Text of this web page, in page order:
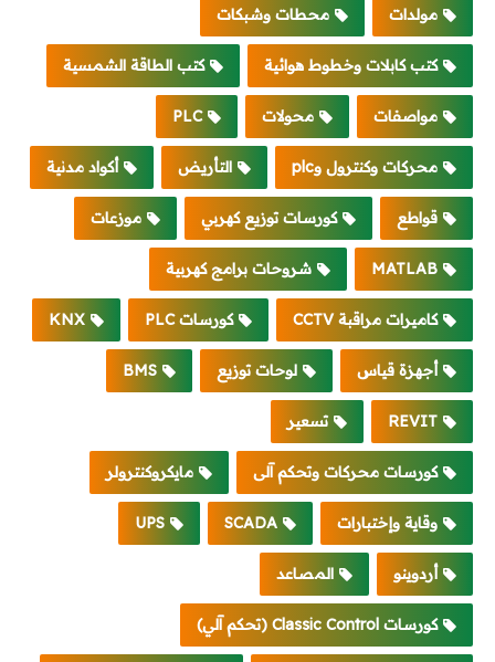
مولدات محطات وشبكات
كتب كابلات وخطوط هوائية كتب الطاقة الشمسية
مواصفات محولات PLC
محركات وكنترول وplc التأريض أكواد مدنية
قواطع كورسات توزيع كهربي موزعات
MATLAB شروحات برامج كهربية
كاميرات مراقبة CCTV كورسات PLC KNX
أجهزة قياس لوحات توزيع BMS
REVIT تسعير
كورسات محركات وتحكم آلى مايكروكنترولر
وقاية وإختبارات SCADA
UPS
أردوينو المصاعد
كورسات Classic Control (تحكم آلي)